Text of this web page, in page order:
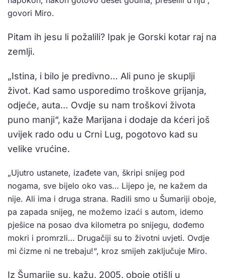
govori Miro.
Pitam ih jesu li požalili? Ipak je Gorski kotar raj na
zemlji.
„Istina, i bilo je predivno… Ali puno je skuplji
život. Kad samo usporedimo troškove grijanja,
odjeće, auta… Ovdje su nam troškovi života
puno manji“, kaže Marijana i dodaje da kćeri još
uvijek rado odu u Crni Lug, pogotovo kad su
velike vrućine.
„Ujutro ustanete, izađete van, škripi snijeg pod
nogama, sve bijelo oko vas… Lijepo je, ne kažem da
nije. Ali ima i druga strana. Radili smo u Šumariji oboje,
pa zapada snijeg, ne možemo izaći s autom, idemo
pješice na posao dva kilometra po snijegu, dođemo
mokri i promrzli… Drugačiji su to životni uvjeti. Ovdje
mi čizme ni ne trebaju!“, kroz smijeh zaključuje Miro.
Iz Šumarije su, kažu, 2005. oboje otišli u